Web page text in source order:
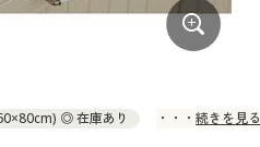
◎ 在庫あり
続きを見る